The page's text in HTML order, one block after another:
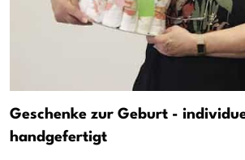
Geschenke zur Geburt -
handgefertigt